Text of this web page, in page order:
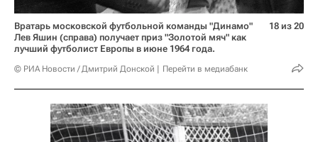
Вратарь московской футбольной команды "Динамо"
Лев Яшин (справа) получает приз "Золотой мяч" как
лучший футболист Европы в июне 1964 года.
© РИА Новости / Дмитрий Донской Перейти в медиабанк
18 из 20